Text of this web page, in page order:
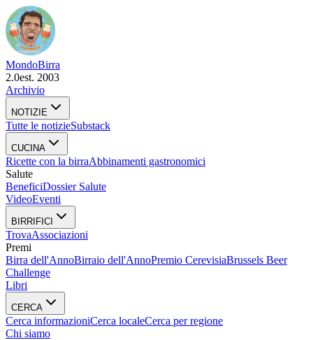
MondoBirra
2.0est. 2003
Archivio
NOTIZIE
Tutte le notizieSubstack
CUCINA
Ricette con la birraAbbinamenti gastronomici
Salute
BeneficiDossier Salute
VideoEventi
BIRRIFICI
TrovaAssociazioni
Premi
Birra dell'AnnoBirraio dell'AnnoPremio CerevisiaBrussels Beer
Challenge
Libri
CERCA
Cerca informazioniCerca localeCerca per regione
Chi siamo